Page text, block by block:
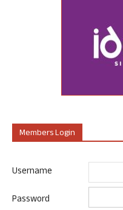
Members Login
Username
Password